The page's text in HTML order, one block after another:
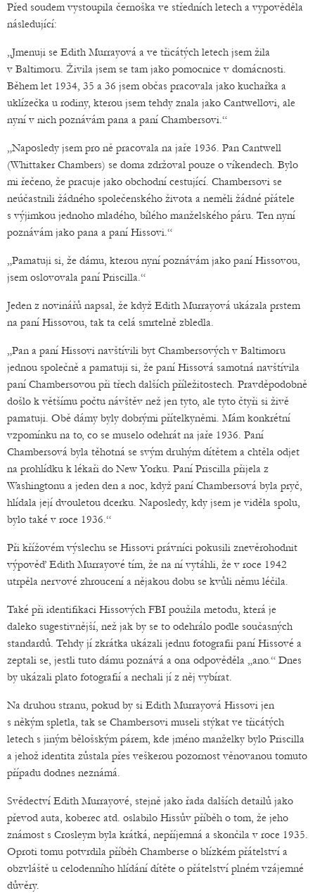
Před soudem vystoupila černoška ve středních letech a vypověděla
následující:
„Jmenuji se Edith Murrayová a ve třicátých letech jsem žila
v Baltimoru. Živila jsem se tam jako pomocnice v domácnosti.
Během let 1934, 35 a 36 jsem občas pracovala jako kuchařka a
uklízečka u rodiny, kterou jsem tehdy znala jako Cantwellovi, ale
nyní v nich poznávám pana a paní Chambersovi.“
„Naposledy jsem pro ně pracovala na jaře 1936. Pan Cantwell
(Whittaker Chambers) se doma zdržoval pouze o víkendech. Bylo
mi řečeno, že pracuje jako obchodní cestující. Chambersovi se
neúčastnili žádného společenského života a neměli žádné přátele
s výjimkou jednoho mladého, bílého manželského páru. Ten nyní
poznávám jako pana a paní Hissovi.“
„Pamatuji si, že dámu, kterou nyní poznávám jako paní Hissovou,
jsem oslovovala paní Priscilla.“
Jeden z novinářů napsal, že když Edith Murrayová ukázala prstem
na paní Hissovou, tak ta celá smrtelně zbledla.
„Pan a paní Hissovi navštívili byt Chambersových v Baltimoru
jednou společně a pamatuji si, že paní Hissová samotná navštívila
paní Chambersovou při třech dalších příležitostech. Pravděpodobně
došlo k většímu počtu návštěv než jen tyto, ale tyto čtyři si živě
pamatuji. Obě dámy byly dobrými přítelkyněmi. Mám konkrétní
vzpomínku na to, co se muselo odehrát na jaře 1936. Paní
Chambersová byla těhotná se svým druhým dítětem a chtěla odjet
na prohlídku k lékaři do New Yorku. Paní Priscilla přijela z
Washingtonu a jeden den a noc, když paní Chambersová byla pryč,
hlídala její dvouletou dcerku. Naposledy, kdy jsem je viděla spolu,
bylo také v roce 1936.“
Při křížovém výslechu se Hissovi právníci pokusili znevěrohodnit
výpověď Edith Murrayové tím, že na ní vytáhli, že v roce 1942
utrpěla nervové zhroucení a nějakou dobu se kvůli němu léčila.
Také při identifikaci Hissových FBI použila metodu, která je
daleko sugestivnější, než jak by se to odehrálo podle současných
standardů. Tehdy jí zkrátka ukázali jednu fotografii paní Hissové a
zeptali se, jestli tuto dámu poznává a ona odpověděla „ano.“ Dnes
by ukázali plato fotografií a nechali jí z něj vybírat.
Na druhou stranu, pokud by si Edith Murrayová Hissovi jen
s někým spletla, tak se Chambersovi museli stýkat ve třicátých
letech s jiným bělošským párem, kde jméno manželky bylo Priscilla
a jehož identita zůstala přes veškerou pozornost věnovanou tomuto
případu dodnes neznámá.
Svědectví Edith Murrayové, stejně jako řada dalších detailů jako
převod auta, koberec atd. oslabilo Hissův příběh o tom, že jeho
známost s Crosleym byla krátká, nepříjemná a skončila v roce 1935.
Oproti tomu potvrdila příběh Chamberse o blízkém přátelství a
obzvláště u celodenního hlídání dítěte o přátelství plném vzájemné
důvěry.